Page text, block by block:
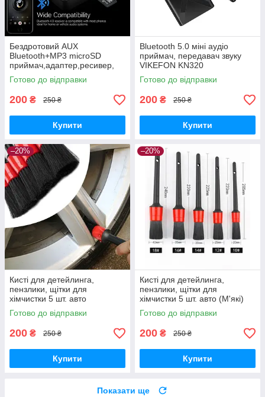
Бездротовий AUX
Bluetooth+MP3 microSD
приймач,адаптер,ресивер,
ГУЧНИЙ ЗВ'ЯЗОК X6
Готово до відправки
200 ₴ 250 ₴
Купити
Bluetooth 5.0 міні аудіо
приймач, передавач звуку
VIKEFON KN320
Готово до відправки
200 ₴ 250 ₴
Купити
–20%
Кисті для детейлинга,
пензлики, щітки для
хімчистки 5 шт. авто
Готово до відправки
200 ₴ 250 ₴
Купити
–20%
Кисті для детейлинга,
пензлики, щітки для
хімчистки 5 шт. авто (М'які)
Готово до відправки
200 ₴ 250 ₴
Купити
Показати ще